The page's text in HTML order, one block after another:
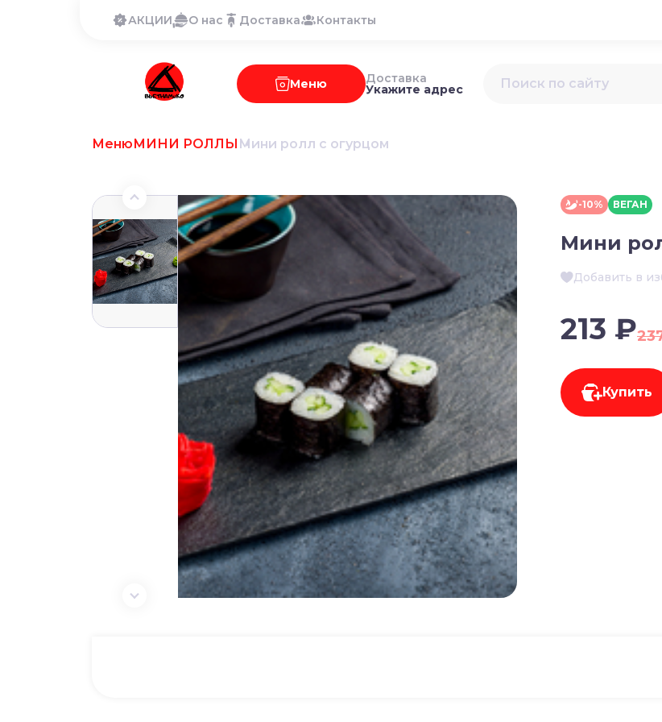
АКЦИИ О нас Доставка Контакты
Меню Доставка
Укажите адрес
МенюМИНИ РОЛЛЫ Мини ролл с огурцом
-10% ВЕГАН
Мини
Добавить в
213 ₽
Купить